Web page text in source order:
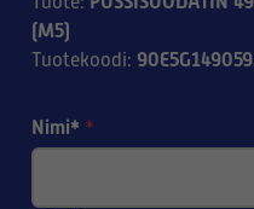
(M5)
Tuotekoodi:
Nimi* *